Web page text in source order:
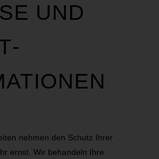
UND
nehmen den Schutz Ihrer
ernst. Wir behandeln Ihre